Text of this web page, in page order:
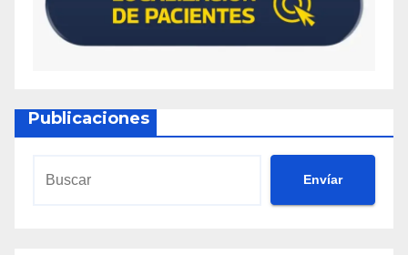
Publicaciones
Envíar